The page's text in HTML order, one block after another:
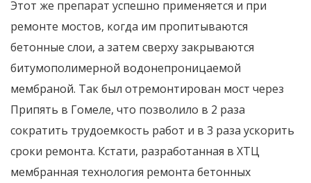
Этот же препарат успешно применяется и при
ремонте мостов, когда им пропитываются
бетонные слои, а затем сверху закрываются
битумополимерной водонепроницаемой
мембраной. Так был отремонтирован мост через
Припять в Гомеле, что позволило в 2 раза
сократить трудоемкость работ и в 3 раза ускорить
сроки ремонта. Кстати, разработанная в ХТЦ
мембранная технология ремонта бетонных